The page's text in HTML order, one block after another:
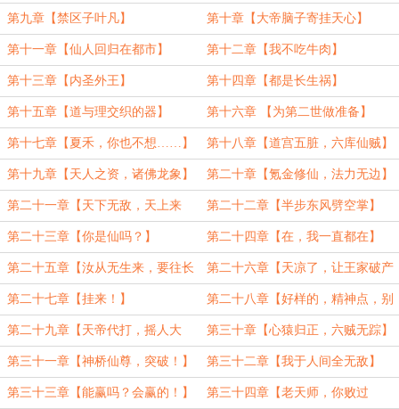
第九章【禁区子叶凡】 第十章【大帝脑子寄挂天心】
第十一章【仙人回归在都市】 第十二章【我不吃牛肉】
第十三章【内圣外王】 第十四章【都是长生祸】
第十五章【道与理交织的器】 第十六章 【为第二世做准备】
第十七章【夏禾，你也不想……】 第十八章【道宫五脏，六库仙贼】
（4100）
第十九章【天人之资，诸佛龙象】
（4000，求票）
第二十章【氪金修仙，法力无边】
（二更求票）
第二十一章【天下无敌，天上来
敌】
第二十二章【半步东风劈空掌】
（3000，求追读，求月票）
第二十三章【你是仙吗？】 第二十四章【在，我一直都在】
（二更，求追读）
第二十五章【汝从无生来，要往长
生去】
第二十六章【天凉了，让王家破产
吧】
第二十七章【挂来！】 第二十八章【好样的，精神点，别
丢份】
第二十九章【天帝代打，摇人大
法】
第三十章【心猿归正，六贼无踪】
第三十一章【神桥仙尊，突破！】 第三十二章【我于人间全无敌】
第三十三章【能赢吗？会赢的！】 第三十四章【老天师，你败过